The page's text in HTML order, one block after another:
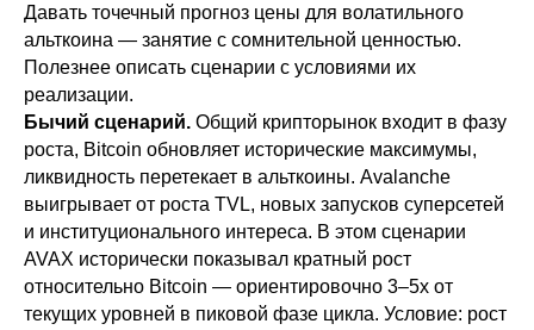
Давать точечный прогноз цены для волатильного
альткоина — занятие с сомнительной ценностью.
Полезнее описать сценарии с условиями их
реализации.
Бычий сценарий. Общий крипторынок входит в фазу
роста, Bitcoin обновляет исторические максимумы,
ликвидность перетекает в альткоины. Avalanche
выигрывает от роста TVL, новых запусков суперсетей
и институционального интереса. В этом сценарии
AVAX исторически показывал кратный рост
относительно Bitcoin — ориентировочно 3–5x от
текущих уровней в пиковой фазе цикла. Условие: рост